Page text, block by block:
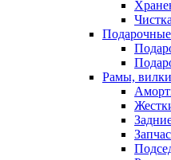
Рамы,